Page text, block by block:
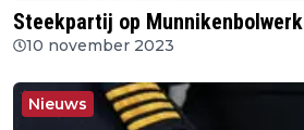
Steekpartij op Munnikenbolwerk
10 november 2023
Nieuws